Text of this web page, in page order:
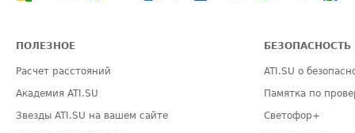
ПОЛЕЗНОЕ
Расчет расстояний
Академия ATI.SU
Звезды ATI.SU на вашем сайте
БЕЗОПАСНОСТЬ
ATI.SU о
Памятка по
Светофор+